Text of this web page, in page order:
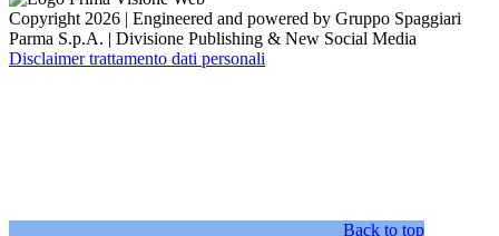
Copyright 2026 | Engineered and powered by Gruppo Spaggiari
Parma S.p.A. | Divisione Publishing & New Social Media
Disclaimer trattamento dati personali
Back to top